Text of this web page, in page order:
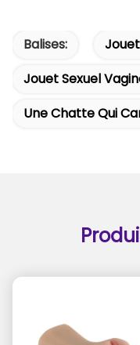
Balises:
Jouet Sexuel
Une Chatte Qui